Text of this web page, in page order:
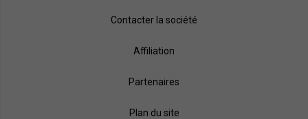
Contacter la société
Affiliation
Partenaires
Plan du site